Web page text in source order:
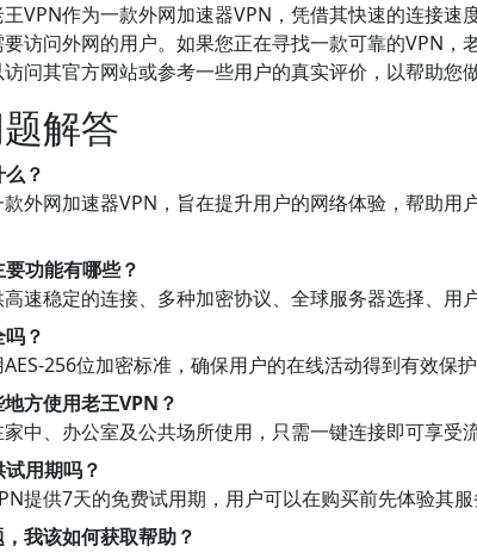
VPN作为一款外网加速器VPN，凭借其快速的连接
访问外网的用户。如果您正在寻找一款可靠的VPN，
问其官方网站或参考一些用户的真实评价，以帮助您
解答
？
外网加速器VPN，旨在提升用户的网络体验，帮助用
功能有哪些？
速稳定的连接、多种加密协议、全球服务器选择、用
？
256位加密标准，确保用户的在线活动得到有效保
方使用老王VPN？
中、办公室及公共场所使用，只需一键连接即可享受
用期吗？
提供7天的免费试用期，用户可以在购买前先体验其服
我该如何获取帮助？